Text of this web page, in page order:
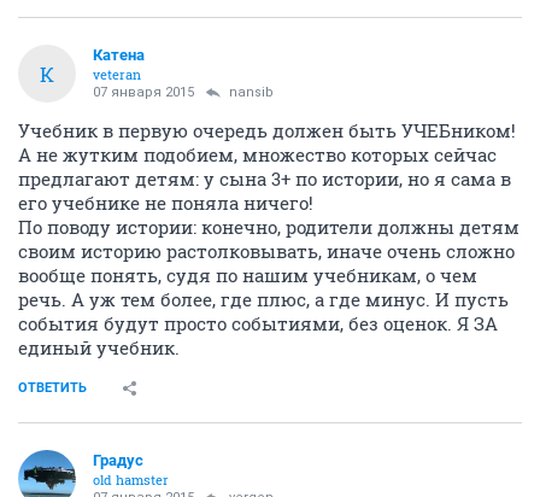
К
Катена
veteran
07 января 2015 nansib
Учебник в первую очередь должен быть УЧЕБником!
А не жутким подобием, множество которых сейчас
предлагают детям: у сына 3+ по истории, но я сама в
его учебнике не поняла ничего!
По поводу истории: конечно, родители должны детям
своим историю растолковывать, иначе очень сложно
вообще понять, судя по нашим учебникам, о чем
речь. А уж тем более, где плюс, а где минус. И пусть
события будут просто событиями, без оценок. Я ЗА
единый учебник.
ОТВЕТИТЬ
Градус
old hamster